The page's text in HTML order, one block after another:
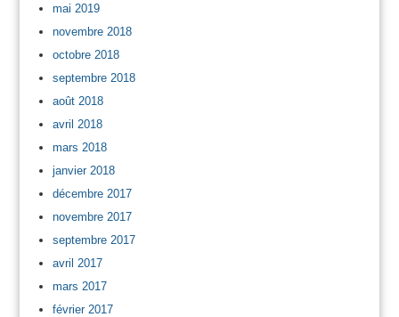
mai 2019
novembre 2018
octobre 2018
septembre 2018
août 2018
avril 2018
mars 2018
janvier 2018
décembre 2017
novembre 2017
septembre 2017
avril 2017
mars 2017
février 2017